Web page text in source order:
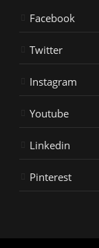
Facebook
Twitter
Instagram
Youtube
Linkedin
Pinterest